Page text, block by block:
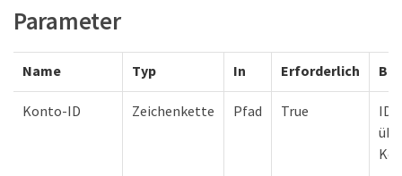
Parameter
Name Typ In Erforderlich
Konto-ID Zeichenkette Pfad True
ID